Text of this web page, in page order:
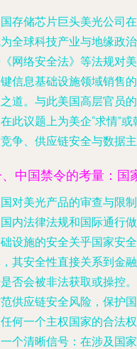
存储芯片巨头美光公司
全球科技产业与地缘政
网络安全法》等法规对
信息基础设施领域销售
道。与此美国高层官员
此议题上为美企“求情”
争、供应链安全与数据主
中国禁令的考量：国
对美光产品的审查与限
内法律法规和国际通行
设施的安全关乎国家安
其安全性直接关系到金
否会被非法获取或操控
供应链安全风险，保护
何一个主权国家的合法
个清晰信号：在涉及国